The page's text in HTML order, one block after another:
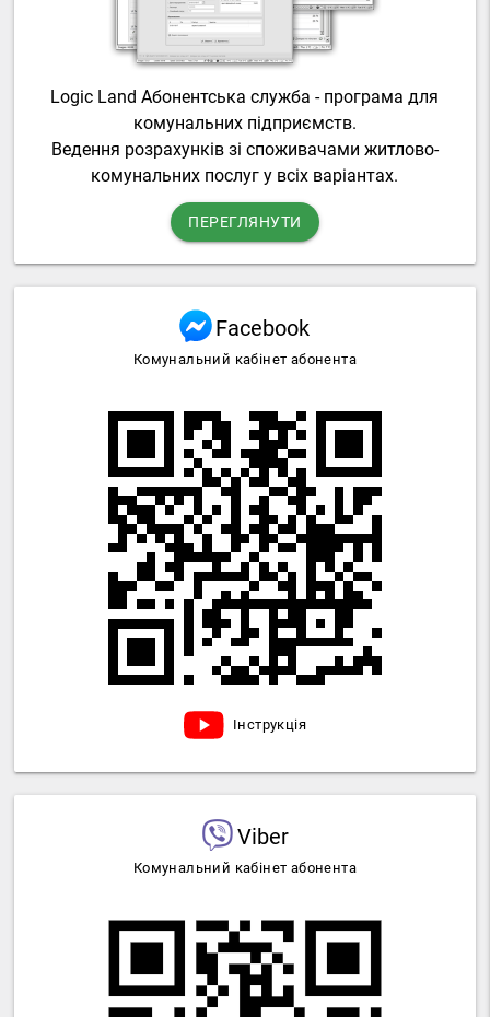
Logic Land Абонентська служба - програма для
комунальних підприємств.
Ведення розрахунків зі споживачами житлово-
комунальних послуг у всіх варіантах.
ПЕРЕГЛЯНУТИ
Facebook
Комунальний кабінет абонента
Інструкція
Viber
Комунальний кабінет абонента